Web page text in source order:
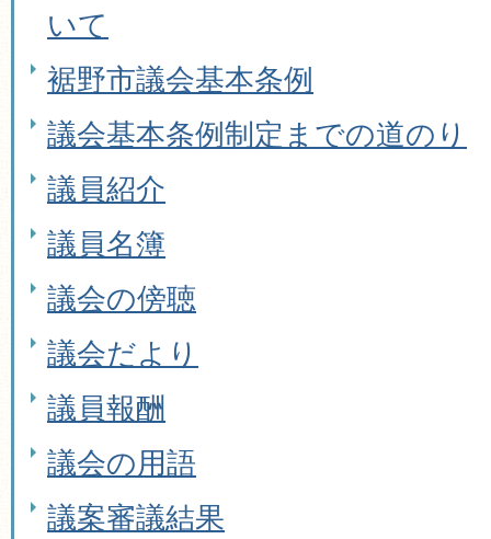
いて
裾野市議会基本条例
議会基本条例制定までの道のり
議員紹介
議員名簿
議会の傍聴
議会だより
議員報酬
議会の用語
議案審議結果